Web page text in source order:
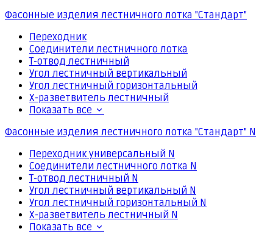
Фасонные изделия лестничного лотка "Стандарт"
Переходник
Соединители лестничного лотка
Т-отвод лестничный
Угол лестничный вертикальный
Угол лестничный горизонтальный
Х-разветвитель лестничный
Показать все
Фасонные изделия лестничного лотка "Стандарт" N
Переходник универсальный N
Соединители лестничного лотка N
Т-отвод лестничный N
Угол лестничный вертикальный N
Угол лестничный горизонтальный N
Х-разветвитель лестничный N
Показать все